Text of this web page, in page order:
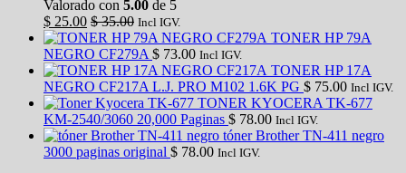
Valorado con 5.00 de 5
$ 25.00 $35.00 Incl IGV.
TONER HP 79A
NEGRO CF279A $ 73.00 Incl IGV.
TONER HP 17A
NEGRO CF217A L.J. PRO M102 1.6K PG $ 75.00 Incl IGV.
TONER KYOCERA TK-677
KM-2540/3060 20,000 Paginas $ 78.00 Incl IGV.
tóner Brother TN-411 negro
3000 paginas original $ 78.00 Incl IGV.